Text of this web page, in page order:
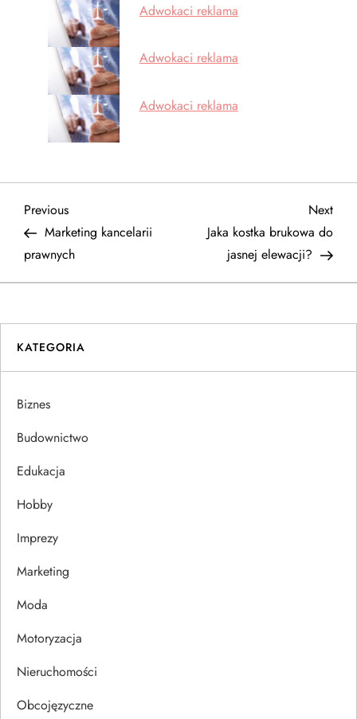
Adwokaci reklama
Adwokaci reklama
Adwokaci reklama
N
a
w
i
g
a
c
j
a
w
p
i
s
u
Previous
Post
Previous
Marketing kancelarii
prawnych
Next
Post
Next
Jaka kostka brukowa do
jasnej elewacji?
KATEGORIA
Biznes
Budownictwo
Edukacja
Hobby
Imprezy
Marketing
Moda
Motoryzacja
Nieruchomości
Obcojęzyczne